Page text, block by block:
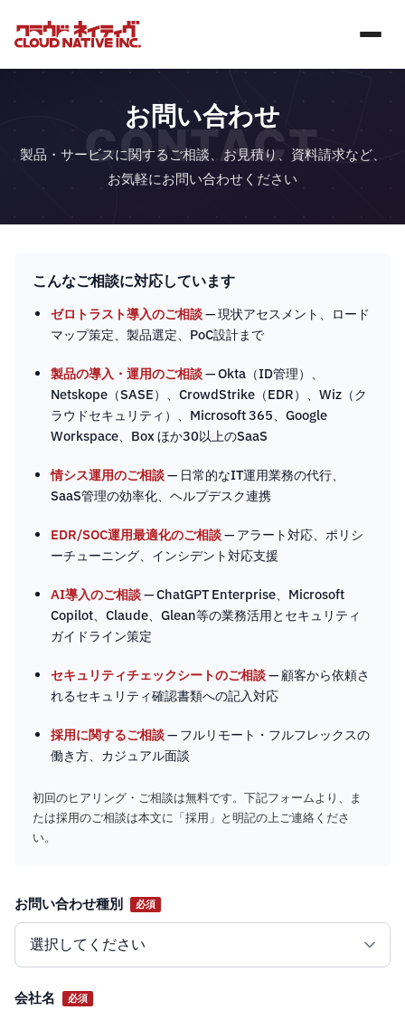
CONTACT
お問い合わせ
製品・サービスに関するご相談、お見積り、資料請求など、
お気軽にお問い合わせください
こんなご相談に対応しています
ゼロトラスト導入のご相談— 現状アセスメント、ロード
マップ策定、製品選定、PoC設計まで
製品の導入・運用のご相談— Okta（ID管理）、
Netskope（SASE）、CrowdStrike（EDR）、Wiz（ク
ラウドセキュリティ）、Microsoft 365、Google
Workspace、Box ほか30以上のSaaS
情シス運用のご相談— 日常的なIT運用業務の代行、
SaaS管理の効率化、ヘルプデスク連携
EDR/SOC運用最適化のご相談— アラート対応、ポリシ
ーチューニング、インシデント対応支援
AI導入のご相談— ChatGPT Enterprise、Microsoft
Copilot、Claude、Glean等の業務活用とセキュリティ
ガイドライン策定
セキュリティチェックシートのご相談— 顧客から依頼さ
れるセキュリティ確認書類への記入対応
採用に関するご相談— フルリモート・フルフレックスの
働き方、カジュアル面談
初回のヒアリング・ご相談は無料です。下記フォームより、ま
たは採用のご相談は本文に「採用」と明記の上ご連絡くださ
い。
Website
お問い合わせ種別 必須
会社名 必須